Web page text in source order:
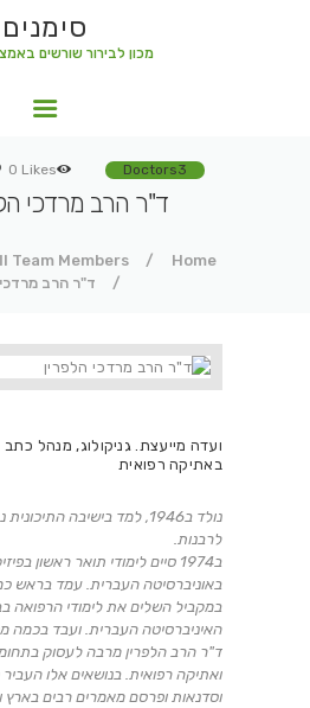
סימנים
מכון לבירור שורשים
Doctors3
0 Likes
ד"ר הרב מרדכי
Home
Team Members
ד"ר הרב מרדכי
מכון לבירור שורשים
ועדה מייעצת. גניקולוג, מנהל
באתיקה רפואית
נולד ב1946, למד בישיבה
לרבנות.
ב1974 סיים לימודי תואר ראשון
באוניברסיטה העברית. עמד בראש
במקביל השלים את לימודי הרפואה
האיניברסיטה העברית. ועבד בכמה
ד"ר הרב הלפרין מרבה לעסוק
ואתיקה רפואית. בנושאים אלו
וסדנאות ופרסם מאמרים רבים בארץ